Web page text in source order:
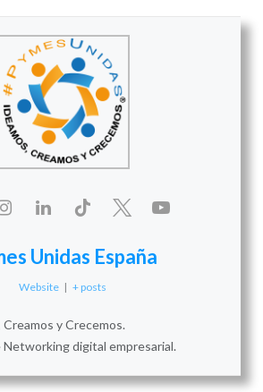
Unidas España
Website | + posts
Creamos y Crecemos.
Networking digital empresarial.